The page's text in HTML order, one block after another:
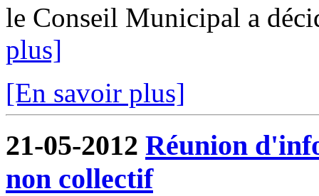
le Conseil Municipal a
plus]
[En savoir plus]
21-05-2012 Réunion
non collectif